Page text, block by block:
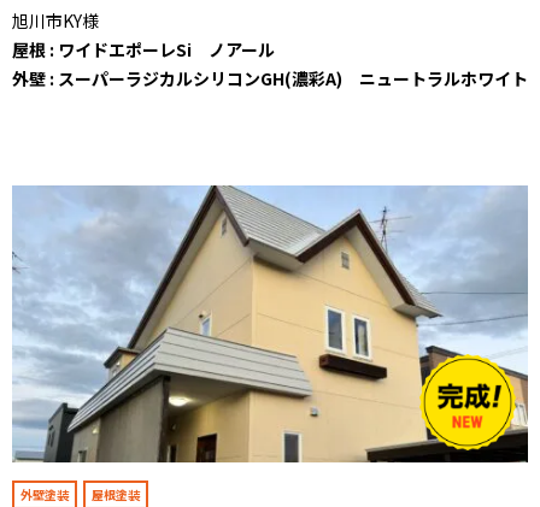
旭川市KY様
屋根 : ワイドエポーレSi ノアール
外壁 : スーパーラジカルシリコンGH(濃彩A) ニュートラルホワイト
外壁塗装 屋根塗装